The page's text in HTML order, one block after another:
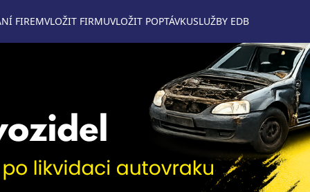
FIREMVLOŽIT FIRMUVLOŽIT POPTÁVKUSLUŽBY EDB